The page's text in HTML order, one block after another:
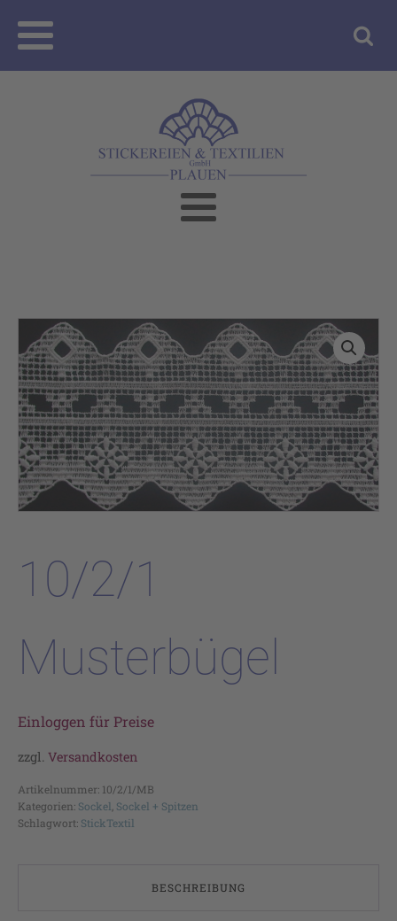
10/2/1
Musterbügel
Einloggen für Preise
zzgl. Versandkosten
Artikelnummer: 10/2/1/MB
Kategorien: Sockel Sockel + Spitzen
Schlagwort: StickTextil
BESCHREIBUNG